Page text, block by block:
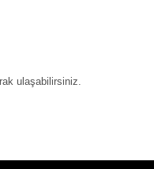
ulaşabilirsiniz.